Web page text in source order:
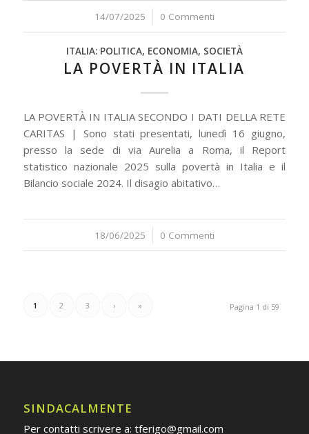
14/07/2025
/ 0 Commenti
ITALIA: POLITICA, ECONOMIA, SOCIETÀ
LA POVERTÀ IN ITALIA
LA POVERTÀ IN ITALIA SECONDO I DATI DELLA RETE
CARITAS | Sono stati presentati, lunedì 16 giugno,
presso la sede di via Aurelia a Roma, il Report
statistico nazionale 2025 sulla povertà in Italia e il
Bilancio sociale 2024. Il disagio abitativo…
18/06/2025
/ 0 Commenti
Pagina 1 di 59
1 2 3 › »
SINDACALMENTE
Per contatti scrivere a: tferigo@gmail.com